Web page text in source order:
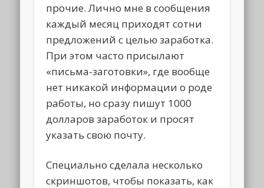
прочие. Лично мне в сообщения
каждый месяц приходят сотни
предложений с целью заработка.
При этом часто присылают
«письма-заготовки», где вообще
нет никакой информации о роде
работы, но сразу пишут 1000
долларов заработок и просят
указать свою почту.
Специально сделала несколько
скриншотов, чтобы показать, как